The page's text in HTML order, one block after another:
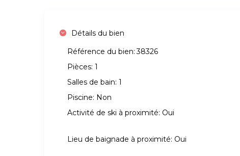
Détails du bien
Référence du bien: 38326
Pièces: 1
Salles de bain: 1
Piscine: Non
Activité de ski à proximité: Oui
Lieu de baignade à proximité: Oui